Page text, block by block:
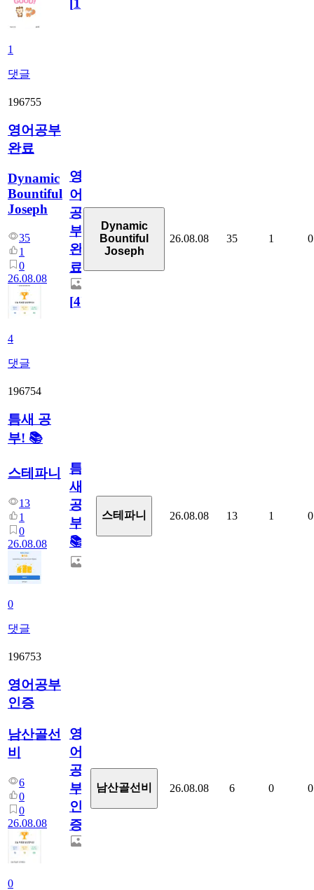
1
댓글
1
196755
영어공부
완료
Dynamic
Bountiful
Joseph
35
1
0
26.08.08
4
댓글
영
어
공
부
완
료
[4]
Dynamic
Bountiful
Joseph
26.08.08 35 1 0
196754
틈새 공
부! 📚
스테파니
13
1
0
26.08.08
0
댓글
틈
새
공
부!
📚
스테파니 26.08.08 13 1 0
196753
영어공부
인증
남산골선
비
6
0
0
26.08.08
0
영
어
공
부
인
증
남산골선비 26.08.08 6 0 0